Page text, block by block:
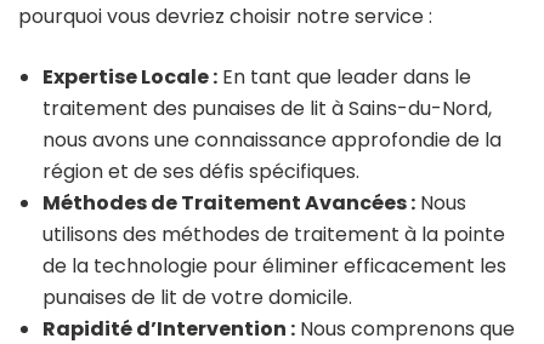
pourquoi vous devriez choisir notre service :
Expertise Locale : En tant que leader dans le
traitement des punaises de lit à Sains-du-Nord,
nous avons une connaissance approfondie de la
région et de ses défis spécifiques.
Méthodes de Traitement Avancées : Nous
utilisons des méthodes de traitement à la pointe
de la technologie pour éliminer efficacement les
punaises de lit de votre domicile.
Rapidité d’Intervention : Nous comprenons que